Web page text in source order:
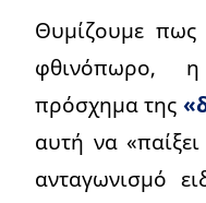
Θυμίζουμε
φθινόπωρο,
πρόσχημα της
αυτή να
ανταγωνισμό